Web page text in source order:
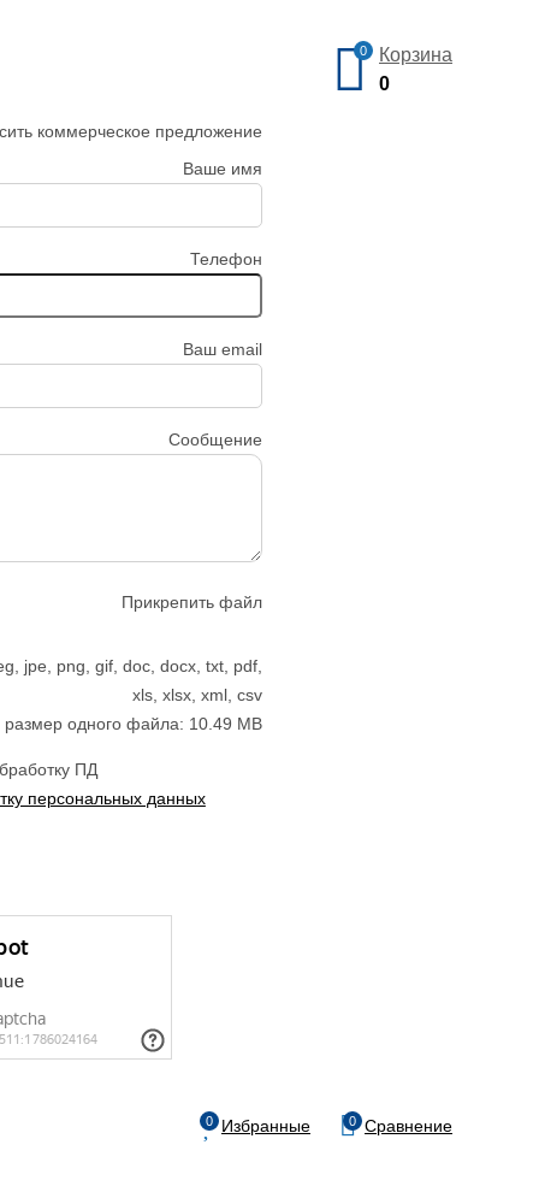
коммерческое предложение
Ваше имя
Телефон
Ваш email
Сообщение
Прикрепить файл
jpe, png, gif, doc, docx, txt, pdf,
xls, xlsx, xml, csv
одного файла: 10.49 MB
ПД
персональных данных
0
Корзина
0
0 Избранные 0 Сравнение